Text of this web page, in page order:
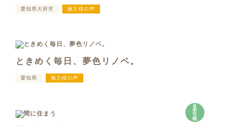
愛知県大府市 施主様の声
ときめく毎日、夢色リノベ。
愛知県 施主様の声
見
学
可
能